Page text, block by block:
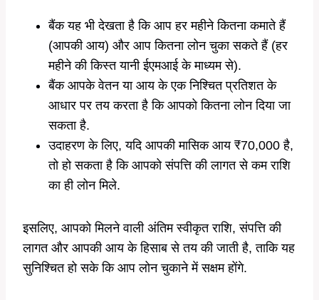
बैंक यह भी देखता है कि आप हर महीने कितना कमाते हैं
(आपकी आय) और आप कितना लोन चुका सकते हैं (हर
महीने की किस्त यानी ईएमआई के माध्यम से).
बैंक आपके वेतन या आय के एक निश्चित प्रतिशत के
आधार पर तय करता है कि आपको कितना लोन दिया जा
सकता है.
उदाहरण के लिए, यदि आपकी मासिक आय ₹70,000 है,
तो हो सकता है कि आपको संपत्ति की लागत से कम राशि
का ही लोन मिले.
इसलिए, आपको मिलने वाली अंतिम स्वीकृत राशि, संपत्ति की
लागत और आपकी आय के हिसाब से तय की जाती है, ताकि यह
सुनिश्चित हो सके कि आप लोन चुकाने में सक्षम होंगे.